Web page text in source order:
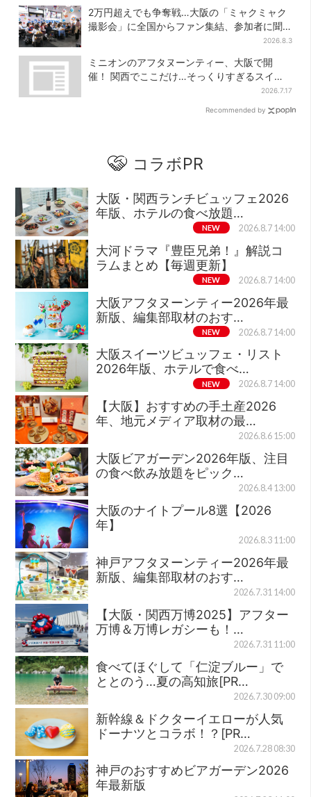
2万円超えでも争奪戦…大阪の「ミャクミャク
撮影会」に全国からファン集結、参加者に聞
2026.8.3
ミニオンのアフタヌーンティー、大阪で開
催！ 関西でここだけ…そっくりすぎるスイー
2026.7.17
Recommended by
コラボPR
大阪・関西ランチビュッフェ2026
年版、ホテルの食べ放題…
NEW 2026.8.7 14:00
大河ドラマ『豊臣兄弟！』解説コ
ラムまとめ【毎週更新】
NEW 2026.8.7 14:00
大阪アフタヌーンティー2026年最
新版、編集部取材のおす…
NEW 2026.8.7 14:00
大阪スイーツビュッフェ・リスト
2026年版、ホテルで食べ…
NEW 2026.8.7 14:00
【大阪】おすすめの手土産2026
年、地元メディア取材の最…
2026.8.6 15:00
大阪ビアガーデン2026年版、注目
の食べ飲み放題をピック…
2026.8.4 13:00
大阪のナイトプール8選【2026
年】
2026.8.3 11:00
神戸アフタヌーンティー2026年最
新版、編集部取材のおす…
2026.7.31 14:00
【大阪・関西万博2025】アフター
万博＆万博レガシーも！…
2026.7.31 11:00
食べてほぐして「仁淀ブルー」で
ととのう…夏の高知旅[PR…
2026.7.30 09:00
新幹線＆ドクターイエローが人気
ドーナツとコラボ！？[PR…
2026.7.28 08:30
神戸のおすすめビアガーデン2026
年最新版